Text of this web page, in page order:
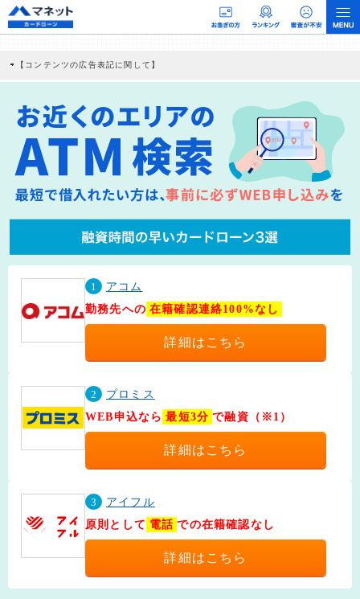
【コンテンツの広告表記に関して】
社に対して企業から紹介報酬が支払われるという収益モデルです。 ただし、特定の
商品を根拠なくPRするものではなく、当編集部の調査／ユーザーへの口コミ収集な
どに基づき、公平性を担保した情報提供を行っています。
>提携企業一覧
1
アコム
勤務先への 在籍確認連絡100%なし
詳細はこちら
2
プロミス
WEB申込なら 最短3分 で融資（※1）
詳細はこちら
3
アイフル
原則として 電話 での在籍確認なし
詳細はこちら